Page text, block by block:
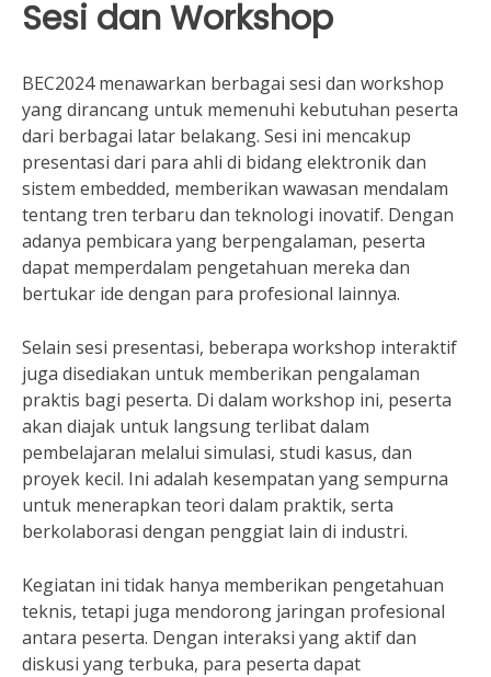
Sesi dan Workshop
BEC2024 menawarkan berbagai sesi dan workshop
yang dirancang untuk memenuhi kebutuhan peserta
dari berbagai latar belakang. Sesi ini mencakup
presentasi dari para ahli di bidang elektronik dan
sistem embedded, memberikan wawasan mendalam
tentang tren terbaru dan teknologi inovatif. Dengan
adanya pembicara yang berpengalaman, peserta
dapat memperdalam pengetahuan mereka dan
bertukar ide dengan para profesional lainnya.
Selain sesi presentasi, beberapa workshop interaktif
juga disediakan untuk memberikan pengalaman
praktis bagi peserta. Di dalam workshop ini, peserta
akan diajak untuk langsung terlibat dalam
pembelajaran melalui simulasi, studi kasus, dan
proyek kecil. Ini adalah kesempatan yang sempurna
untuk menerapkan teori dalam praktik, serta
berkolaborasi dengan penggiat lain di industri.
Kegiatan ini tidak hanya memberikan pengetahuan
teknis, tetapi juga mendorong jaringan profesional
antara peserta. Dengan interaksi yang aktif dan
diskusi yang terbuka, para peserta dapat